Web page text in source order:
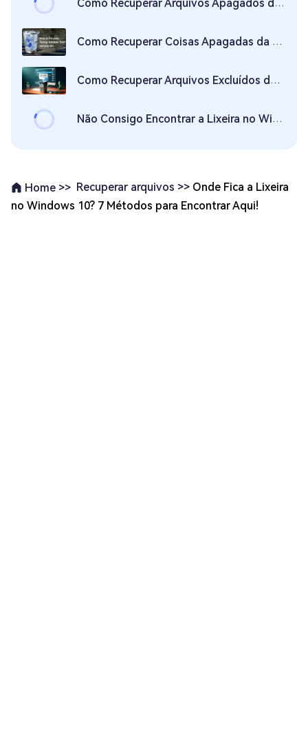
Como Recuperar Arquivos Apagados da Lixeira do PC
Como Recuperar Coisas Apagadas da Lixeira [6 Soluções]
Como Recuperar Arquivos Excluídos da Lixeira (Guia 2026)
Não Consigo Encontrar a Lixeira no Windows 10/8/7 | 4 Soluções Simples
Home >> Recuperar arquivos >> Onde Fica a Lixeira
no Windows 10? 7 Métodos para Encontrar Aqui!